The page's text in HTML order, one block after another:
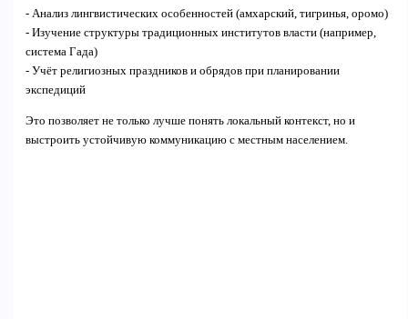
- Анализ лингвистических особенностей (амхарский, тигринья, оромо)
- Изучение структуры традиционных институтов власти (например,
система Гада)
- Учёт религиозных праздников и обрядов при планировании
экспедиций
Это позволяет не только лучше понять локальный контекст, но и
выстроить устойчивую коммуникацию с местным населением.